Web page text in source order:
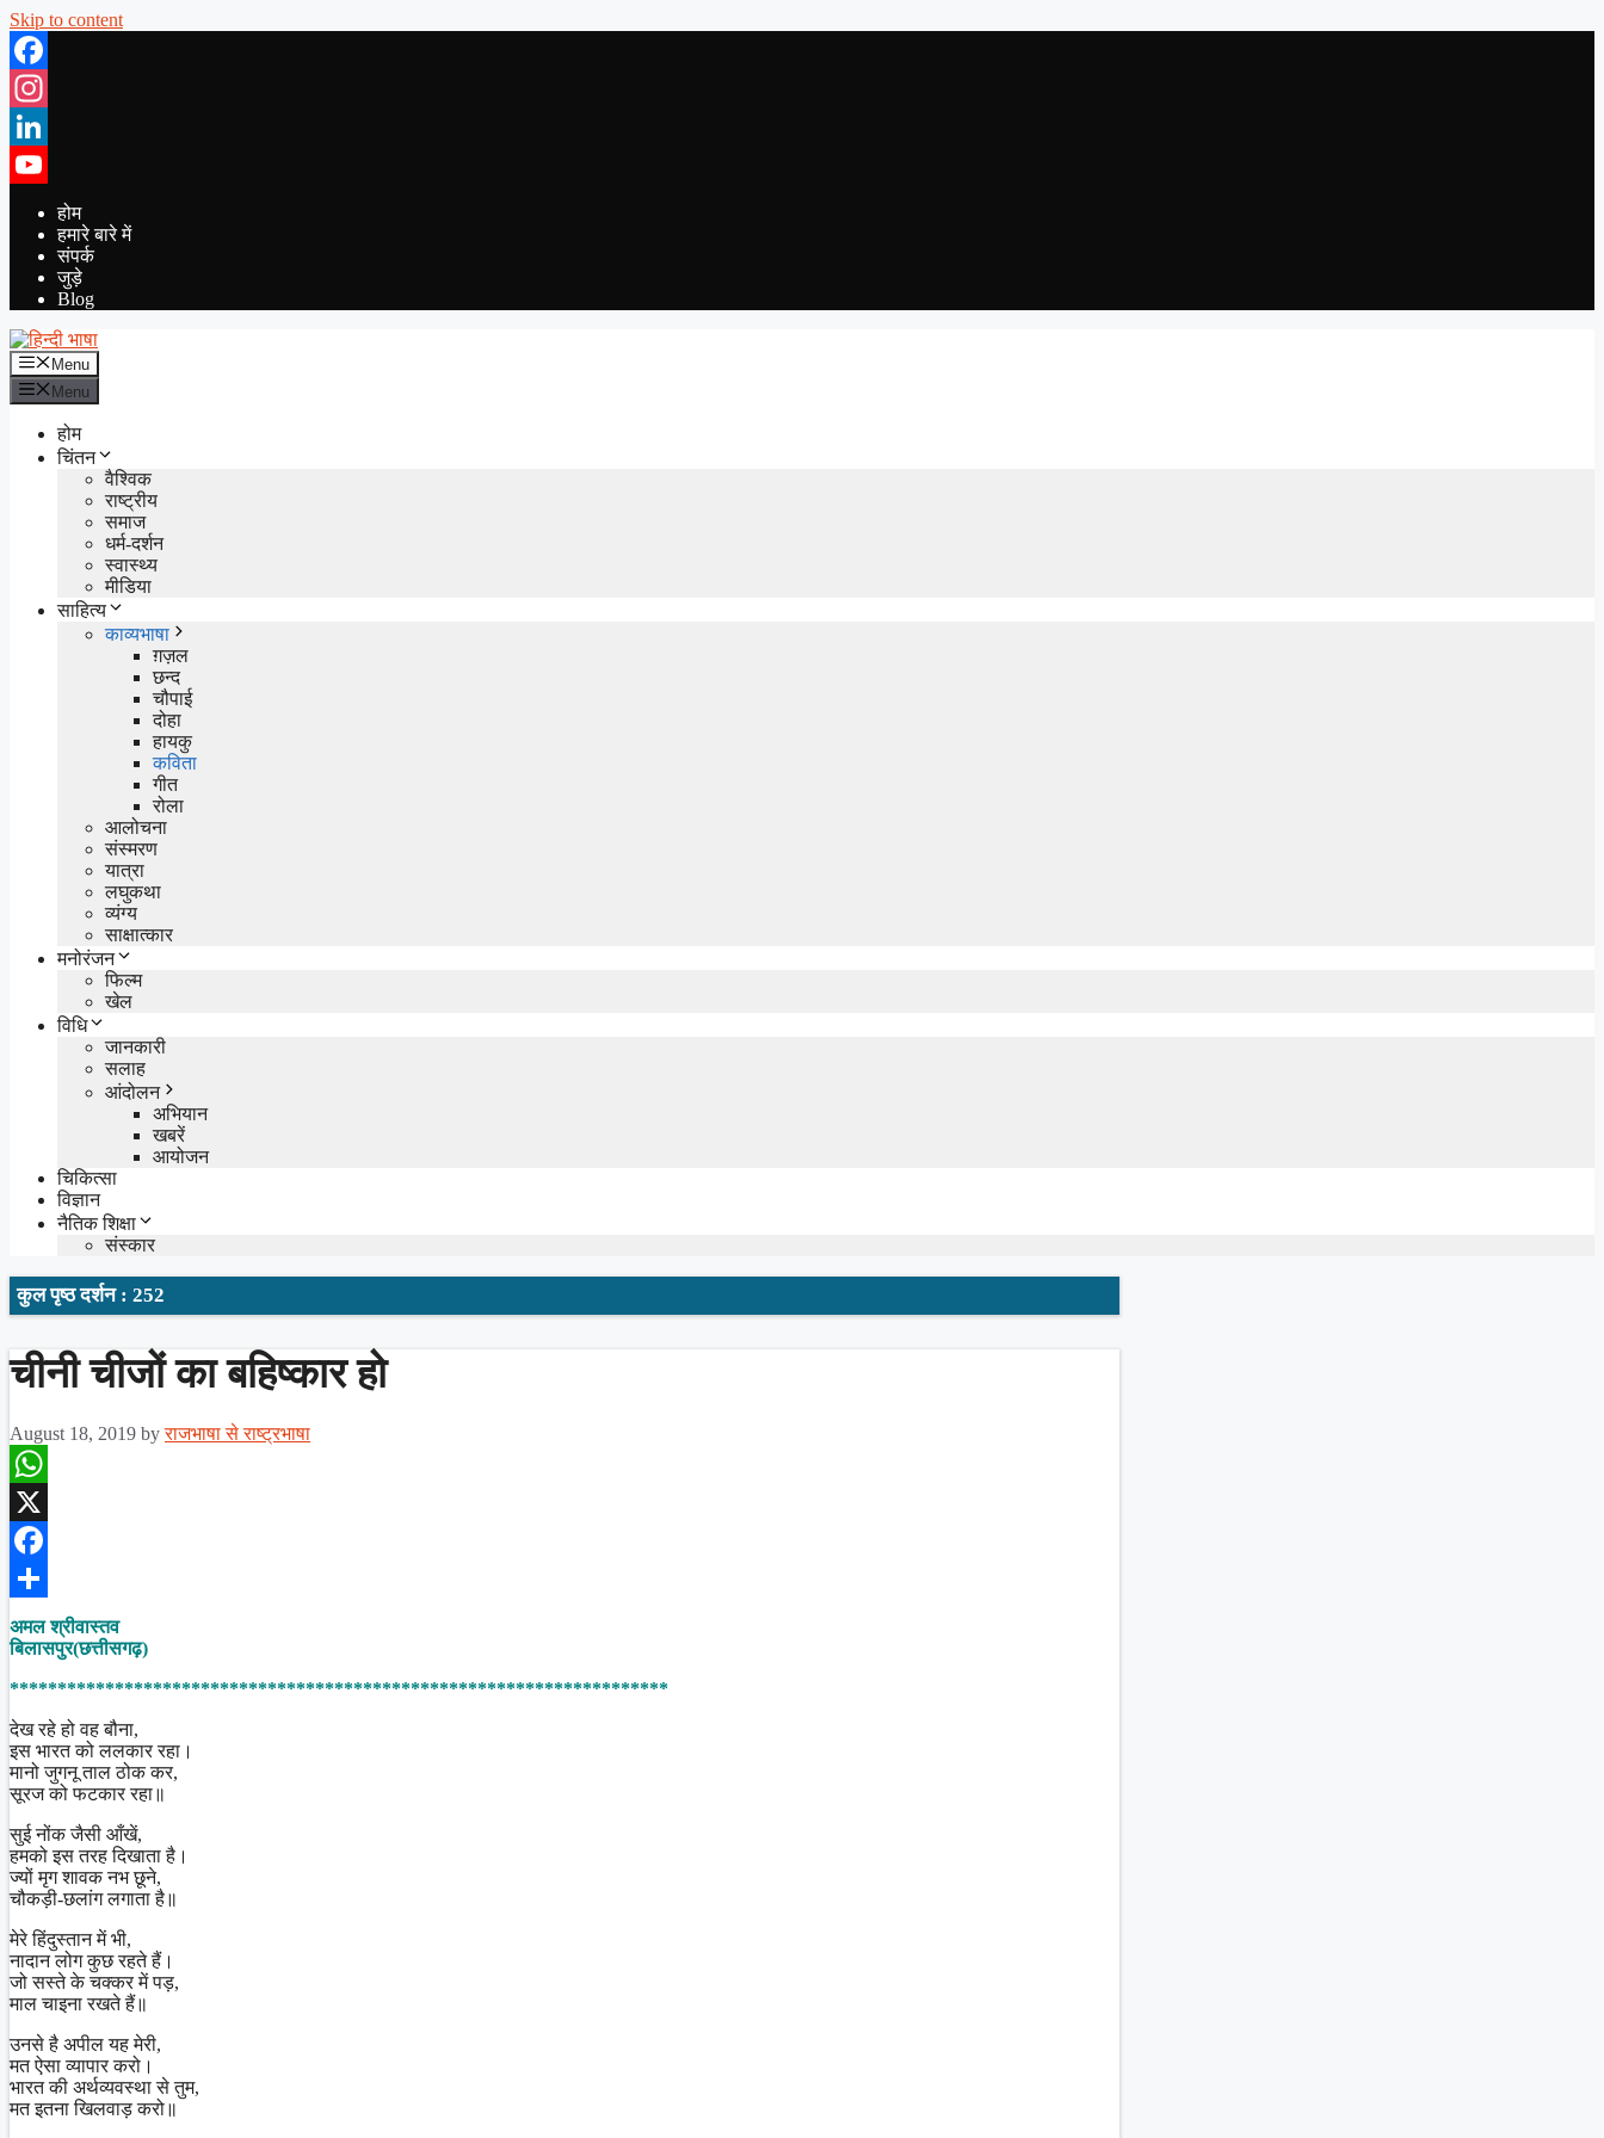
Skip to content
Facebook
Instagram
LinkedIn
YouTube
होम
हमारे बारे में
संपर्क
जुड़े
Blog
Menu
Menu
होम
चिंतन
वैश्विक
राष्ट्रीय
समाज
धर्म-दर्शन
स्वास्थ्य
मीडिया
साहित्य
काव्यभाषा
ग़ज़ल
छन्द
चौपाई
दोहा
हायकु
कविता
गीत
रोला
आलोचना
संस्मरण
यात्रा
लघुकथा
व्यंग्य
साक्षात्कार
मनोरंजन
फिल्म
खेल
विधि
जानकारी
सलाह
आंदोलन
अभियान
खबरें
आयोजन
चिकित्सा
विज्ञान
नैतिक शिक्षा
संस्कार
कुल पृष्ठ दर्शन : 252
चीनी चीजों का बहिष्कार हो
August 18, 2019 byराजभाषा से राष्ट्रभाषा
WhatsApp
X
Facebook
Share
अमल श्रीवास्तव
बिलासपुर(छत्तीसगढ़)
*********************************************************************
देख रहे हो वह बौना,
इस भारत को ललकार रहा।
मानो जुगनू ताल ठोक कर,
सूरज को फटकार रहा॥
सुई नोंक जैसी आँखें,
हमको इस तरह दिखाता है।
ज्यों मृग शावक नभ छूने,
चौकड़ी-छलांग लगाता है॥
मेरे हिंदुस्तान में भी,
नादान लोग कुछ रहते हैं।
जो सस्ते के चक्कर में पड़,
माल चाइना रखते हैं॥
उनसे है अपील यह मेरी,
मत ऐसा व्यापार करो।
भारत की अर्थव्यवस्था से तुम,
मत इतना खिलवाड़ करो॥